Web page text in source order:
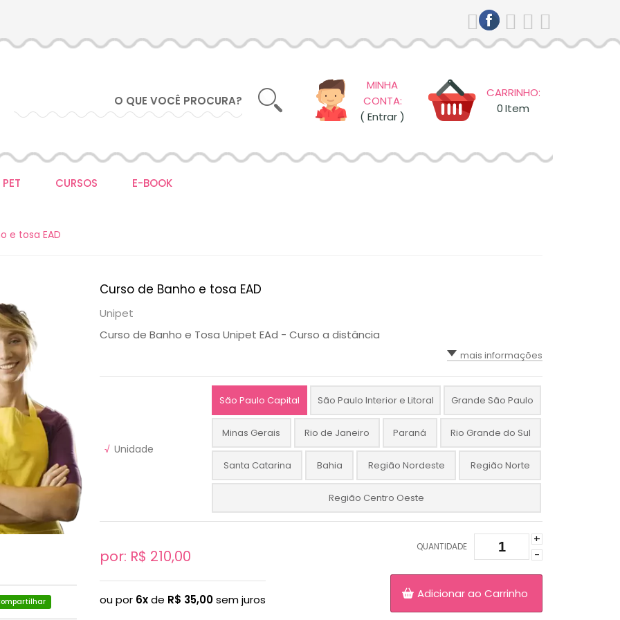
MINHA
CONTA:
( Entrar )
CARRINHO:
0Item
CURSOS E-BOOK
e tosa EAD
Curso de Banho e tosa EAD
Unipet
Curso de Banho e Tosa Unipet EAd - Curso a distância
mais informações
√ Unidade
São Paulo Capital São Paulo Interior e Litoral Grande São Paulo
Minas Gerais Rio de Janeiro Paraná Rio Grande do Sul
Santa Catarina Bahia Região Nordeste Região Norte
Região Centro Oeste
por: R$ 210,00
ou por 6xde R$ 35,00sem juros
QUANTIDADE
+
-
Adicionar ao Carrinho